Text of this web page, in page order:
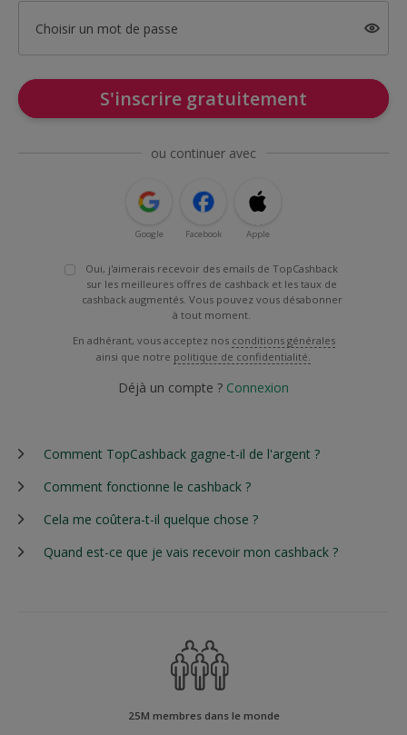
Choisir un mot de passe
S'inscrire gratuitement
ou continuer avec
Google Facebook Apple
Oui, j'aimerais recevoir des emails de TopCashback
sur les meilleures offres de cashback et les taux de
cashback augmentés. Vous pouvez vous désabonner
à tout moment.
En adhérant, vous acceptez nos conditions générales
ainsi que notre politique de confidentialité.
Déjà un compte ? Connexion
Comment TopCashback gagne-t-il de l'argent ?
Comment fonctionne le cashback ?
Cela me coûtera-t-il quelque chose ?
Quand est-ce que je vais recevoir mon cashback ?
25M membres dans le monde